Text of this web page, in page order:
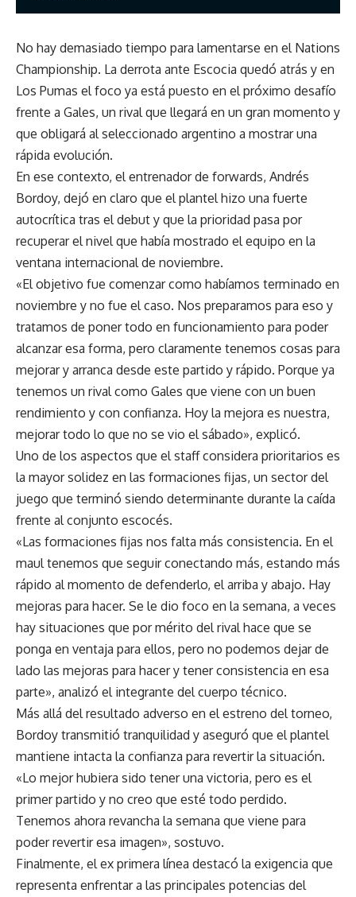
No hay demasiado tiempo para lamentarse en el Nations
Championship. La derrota ante Escocia quedó atrás y en
Los Pumas el foco ya está puesto en el próximo desafío
frente a Gales, un rival que llegará en un gran momento y
que obligará al seleccionado argentino a mostrar una
rápida evolución.
En ese contexto, el entrenador de forwards, Andrés
Bordoy, dejó en claro que el plantel hizo una fuerte
autocrítica tras el debut y que la prioridad pasa por
recuperar el nivel que había mostrado el equipo en la
ventana internacional de noviembre.
«El objetivo fue comenzar como habíamos terminado en
noviembre y no fue el caso. Nos preparamos para eso y
tratamos de poner todo en funcionamiento para poder
alcanzar esa forma, pero claramente tenemos cosas para
mejorar y arranca desde este partido y rápido. Porque ya
tenemos un rival como Gales que viene con un buen
rendimiento y con confianza. Hoy la mejora es nuestra,
mejorar todo lo que no se vio el sábado», explicó.
Uno de los aspectos que el staff considera prioritarios es
la mayor solidez en las formaciones fijas, un sector del
juego que terminó siendo determinante durante la caída
frente al conjunto escocés.
«Las formaciones fijas nos falta más consistencia. En el
maul tenemos que seguir conectando más, estando más
rápido al momento de defenderlo, el arriba y abajo. Hay
mejoras para hacer. Se le dio foco en la semana, a veces
hay situaciones que por mérito del rival hace que se
ponga en ventaja para ellos, pero no podemos dejar de
lado las mejoras para hacer y tener consistencia en esa
parte», analizó el integrante del cuerpo técnico.
Más allá del resultado adverso en el estreno del torneo,
Bordoy transmitió tranquilidad y aseguró que el plantel
mantiene intacta la confianza para revertir la situación.
«Lo mejor hubiera sido tener una victoria, pero es el
primer partido y no creo que esté todo perdido.
Tenemos ahora revancha la semana que viene para
poder revertir esa imagen», sostuvo.
Finalmente, el ex primera línea destacó la exigencia que
representa enfrentar a las principales potencias del